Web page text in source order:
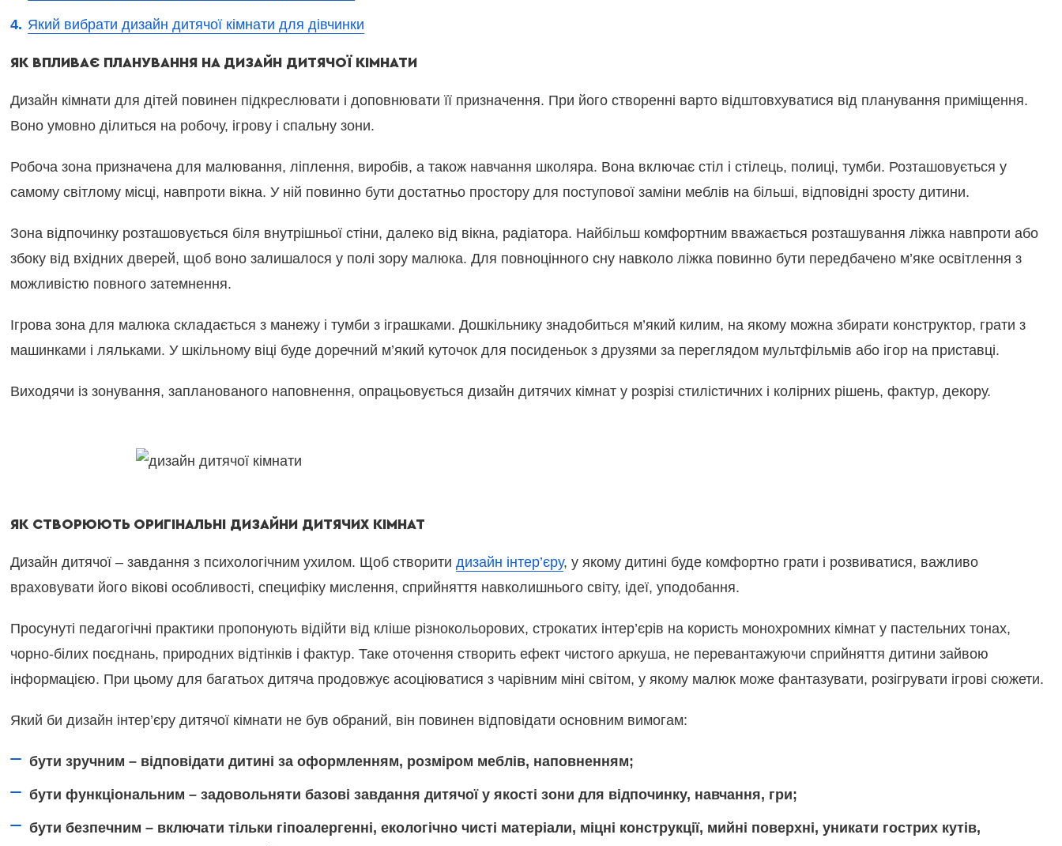
Який вибрати дизайн дитячої кімнати для дівчинки
ЯК ВПЛИВАЄ ПЛАНУВАННЯ НА ДИЗАЙН ДИТЯЧОЇ КІМНАТИ
Дизайн кімнати для дітей повинен підкреслювати і доповнювати її призначення. При його створенні варто відштовхуватися від планування приміщення.
Воно умовно ділиться на робочу, ігрову і спальну зони.
Робоча зона призначена для малювання, ліплення, виробів, а також навчання школяра. Вона включає стіл і стілець, полиці, тумби. Розташовується у
самому світлому місці, навпроти вікна. У ній повинно бути достатньо простору для поступової заміни меблів на більші, відповідні зросту дитини.
Зона відпочинку розташовується біля внутрішньої стіни, далеко від вікна, радіатора. Найбільш комфортним вважається розташування ліжка навпроти або
збоку від вхідних дверей, щоб воно залишалося у полі зору малюка. Для повноцінного сну навколо ліжка повинно бути передбачено м’яке освітлення з
можливістю повного затемнення.
Ігрова зона для малюка складається з манежу і тумби з іграшками. Дошкільнику знадобиться м’який килим, на якому можна збирати конструктор, грати з
машинками і ляльками. У шкільному віці буде доречний м’який куточок для посиденьок з друзями за переглядом мультфільмів або ігор на приставці.
Виходячи із зонування, запланованого наповнення, опрацьовується дизайн дитячих кімнат у розрізі стилістичних і колірних рішень, фактур, декору.
ЯК СТВОРЮЮТЬ ОРИГІНАЛЬНІ ДИЗАЙНИ ДИТЯЧИХ КІМНАТ
Дизайн дитячої – завдання з психологічним ухилом. Щоб створити дизайн інтер’єру, у якому дитині буде комфортно грати і розвиватися, важливо
враховувати його вікові особливості, специфіку мислення, сприйняття навколишнього світу, ідеї, уподобання.
Просунуті педагогічні практики пропонують відійти від кліше різнокольорових, строкатих інтер’єрів на користь монохромних кімнат у пастельних тонах,
чорно-білих поєднань, природних відтінків і фактур. Таке оточення створить ефект чистого аркуша, не перевантажуючи сприйняття дитини зайвою
інформацією. При цьому для багатьох дитяча продовжує асоціюватися з чарівним міні світом, у якому малюк може фантазувати, розігрувати ігрові сюжети.
Який би дизайн інтер’єру дитячої кімнати не був обраний, він повинен відповідати основним вимогам:
бути зручним – відповідати дитині за оформленням, розміром меблів, наповненням;
бути функціональним – задовольняти базові завдання дитячої у якості зони для відпочинку, навчання, гри;
бути безпечним – включати тільки гіпоалергенні, екологічно чисті матеріали, міцні конструкції, мийні поверхні, уникати гострих кутів,